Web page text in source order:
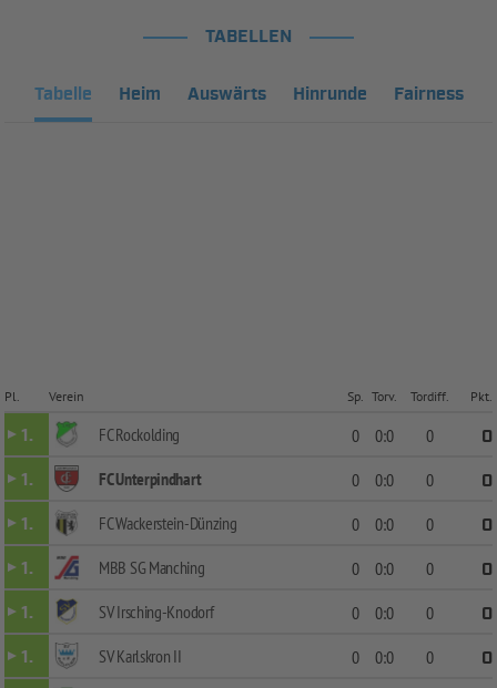
TABELLEN
Tabelle Heim Auswärts Hinrunde Fairness
Pl. Verein Sp. Torv. Tordiff. Pkt.
1. FC Rockolding 0 0:0 0
0
1.
FC Unterpindhart 0 0:0 0
0
1.
FC Wackerstein-Dünzing 0 0:0 0
0
1.
MBB SG Manching 0 0:0 0
0
1.
SV Irsching-Knodorf 0 0:0 0
0
1.
SV Karlskron II 0 0:0 0
0